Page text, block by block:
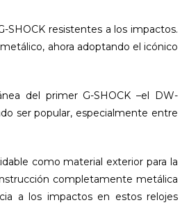
SHOCK resistentes a los impactos.
ahora adoptando el icónico
del primer G-SHOCK –el DW-
ser popular, especialmente entre
como material exterior para la
completamente metálica
a los impactos en estos relojes